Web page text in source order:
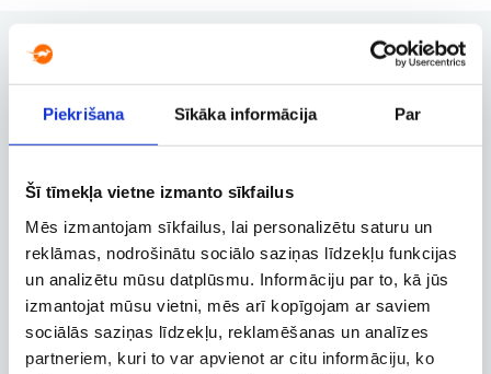
Piekrišana Sīkāka informācija Par
Šī tīmekļa vietne izmanto sīkfailus
Mēs izmantojam sīkfailus, lai personalizētu saturu un
reklāmas, nodrošinātu sociālo saziņas līdzekļu funkcijas
un analizētu mūsu datplūsmu. Informāciju par to, kā jūs
izmantojat mūsu vietni, mēs arī kopīgojam ar saviem
sociālās saziņas līdzekļu, reklamēšanas un analīzes
partneriem, kuri to var apvienot ar citu informāciju, ko
Užsakymų valdymas
Užsakymo keitimas, atšaukimas ir
Verslo paskyra
Verslo, tarnybinių ir darbostogų
skrydžių užsakymai